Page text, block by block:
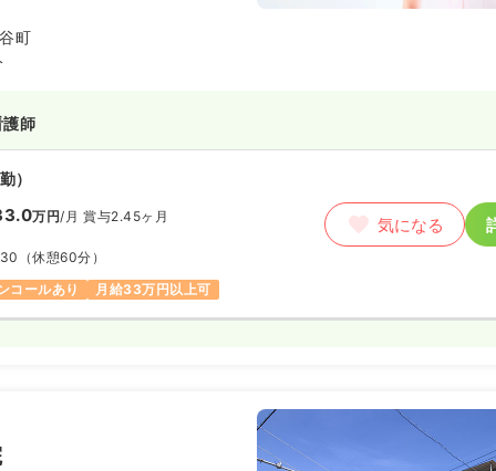
町
護師
）
万円/月 賞与2.45ヶ月
（休憩60分）
コールあり
月給33万円以上可
気になる